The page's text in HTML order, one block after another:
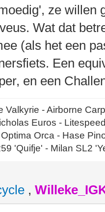
ze willen
Wat dat
(als het een
Een
en een
Valkyrie - Airborne
Euros -
Orca - Hase
'Quifje' - Milan SL2
,